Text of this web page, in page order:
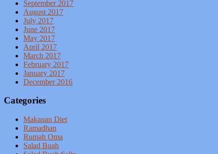
September 2017
August 2017
July 2017
June 2017
May 2017
April 2017
March 2017
February 2017
January 2017
December 2016
Categories
Makanan Diet
Ramadhan
Rumah Oma
Salad Buah